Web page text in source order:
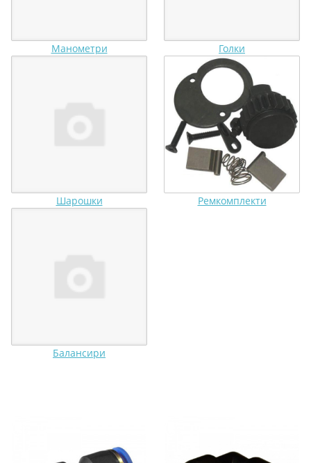
Манометри Голки️
Шарошки️ Ремкомплекти
Балансири